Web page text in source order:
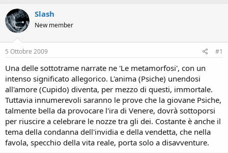
e
a
t
r
e
D
i
s
c
u
s
s
i
n
t
d
i
n
i
i
o
Slash
New member
5 Ottobre 2009 #1
Una delle sottotrame narrate ne 'Le metamorfosi', con un
intenso significato allegorico. L'anima (Psiche) unendosi
all'amore (Cupido) diventa, per mezzo di questi, immortale.
Tuttavia innumerevoli saranno le prove che la giovane Psiche,
talmente bella da provocare l'ira di Venere, dovrà sottoporsi
per riuscire a celebrare le nozze tra gli dei. Costante è anche il
tema della condanna dell'invidia e della vendetta, che nella
favola, specchio della vita reale, porta solo a disavventure.